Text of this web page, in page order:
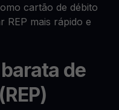
cartão de débito
REP mais rápido e
de